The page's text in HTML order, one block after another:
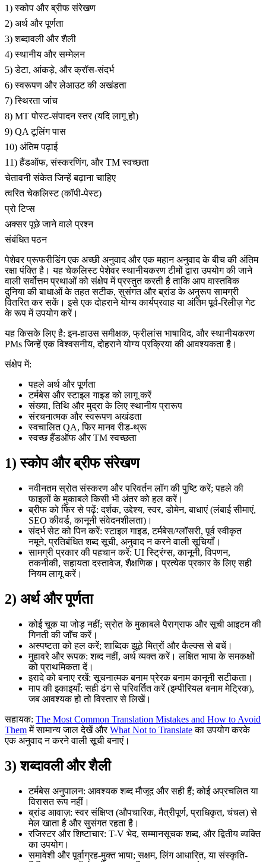
1) स्कोप और ब्रीफ संरेखण
2) अर्थ और पूर्णता
3) शब्दावली और शैली
4) स्थानीय और सम्मेलन
5) डेटा, आंकड़े, और क्रॉस-संदर्भ
6) स्वरूपण और लेआउट की अखंडता
7) स्थिरता जांच
8) MT पोस्ट-संपादन स्तर (यदि लागू हो)
9) QA टूलिंग पास
10) अंतिम पढ़ाई
11) हैंडऑफ, संस्करणिंग, और TM स्वच्छता
चेतावनी संकेत जिन्हें बढ़ाना चाहिए
त्वरित चेकलिस्ट (कॉपी-पेस्ट)
प्रो टिप्स
अक्सर पूछे जाने वाले प्रश्न
संबंधित पठन
पेशेवर प्रूफरीडिंग एक अच्छी अनुवाद और एक महान अनुवाद के बीच की अंतिम
रक्षा पंक्ति है। यह चेकलिस्ट पेशेवर स्थानीयकरण टीमों द्वारा उपयोग की जाने
वाली सर्वोत्तम प्रथाओं को संक्षेप में प्रस्तुत करती है ताकि आप वास्तविक
दुनिया की बाधाओं के तहत सटीक, सुसंगत और ब्रांड के अनुरूप सामग्री
वितरित कर सकें। इसे एक दोहराने योग्य कार्यप्रवाह या अंतिम पूर्व-रिलीज़ गेट
के रूप में उपयोग करें।
यह किसके लिए है: इन-हाउस समीक्षक, फ्रीलांस भाषाविद, और स्थानीयकरण
PMs जिन्हें एक विश्वसनीय, दोहराने योग्य प्रक्रिया की आवश्यकता है।
संक्षेप में:
पहले अर्थ और पूर्णता
टर्मबेस और स्टाइल गाइड को लागू करें
संख्या, तिथि और मुद्रा के लिए स्थानीय प्रारूप
संरचनात्मक और स्वरूपण अखंडता
स्वचालित QA, फिर मानव रीड-थ्रू
स्वच्छ हैंडऑफ और TM स्वच्छता
1) स्कोप और ब्रीफ संरेखण
नवीनतम स्रोत संस्करण और परिवर्तन लॉग की पुष्टि करें; पहले की
फाइलों के मुकाबले किसी भी अंतर को हल करें।
ब्रीफ को फिर से पढ़ें: दर्शक, उद्देश्य, स्वर, डोमेन, बाधाएं (लंबाई सीमाएं,
SEO कीवर्ड, कानूनी संवेदनशीलता)।
संदर्भ सेट को पिन करें: स्टाइल गाइड, टर्मबेस/ग्लॉसरी, पूर्व स्वीकृत
नमूने, प्रतिबंधित शब्द सूची, अनुवाद न करने वाली सूचियाँ।
सामग्री प्रकार की पहचान करें: UI स्ट्रिंग्स, कानूनी, विपणन,
तकनीकी, सहायता दस्तावेज, शैक्षणिक। प्रत्येक प्रकार के लिए सही
नियम लागू करें।
2) अर्थ और पूर्णता
कोई चूक या जोड़ नहीं; स्रोत के मुकाबले पैराग्राफ और सूची आइटम की
गिनती की जाँच करें।
अस्पष्टता को हल करें; शाब्दिक झूठे मित्रों और कैल्क्स से बचें।
मुहावरे और रूपक: शब्द नहीं, अर्थ व्यक्त करें। लक्षित भाषा के समकक्षों
को प्राथमिकता दें।
इरादे को बनाए रखें: सूचनात्मक बनाम प्रेरक बनाम कानूनी सटीकता।
माप की इकाइयाँ: सही ढंग से परिवर्तित करें (इम्पीरियल बनाम मेट्रिक),
जब आवश्यक हो तो विस्तार से लिखें।
सहायक: The Most Common Translation Mistakes and How to Avoid
Themमें सामान्य जाल देखें औरWhat Not to Translateका उपयोग करके
एक अनुवाद न करने वाली सूची बनाएं।
3) शब्दावली और शैली
टर्मबेस अनुपालन: आवश्यक शब्द मौजूद और सही हैं; कोई अप्रचलित या
विरासत रूप नहीं।
ब्रांड आवाज़: स्वर संक्षिप्त (औपचारिक, मैत्रीपूर्ण, प्राधिकृत, चंचल) से
मेल खाता है और सुसंगत रहता है।
रजिस्टर और शिष्टाचार: T-V भेद, सम्मानसूचक शब्द, और द्वितीय व्यक्ति
का उपयोग।
समावेशी और पूर्वाग्रह-मुक्त भाषा; सक्षम, लिंग आधारित, या संस्कृति-